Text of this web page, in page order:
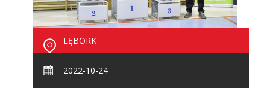
LĘBORK
2022-10-24